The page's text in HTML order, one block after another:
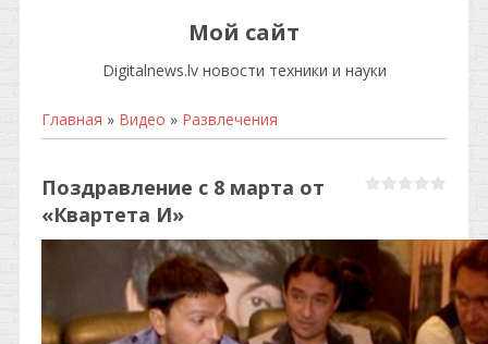
Мой сайт
Digitalnews.lv новости техники и науки
Главная » Видео » Развлечения
Поздравление с 8 марта от
«Квартета И»